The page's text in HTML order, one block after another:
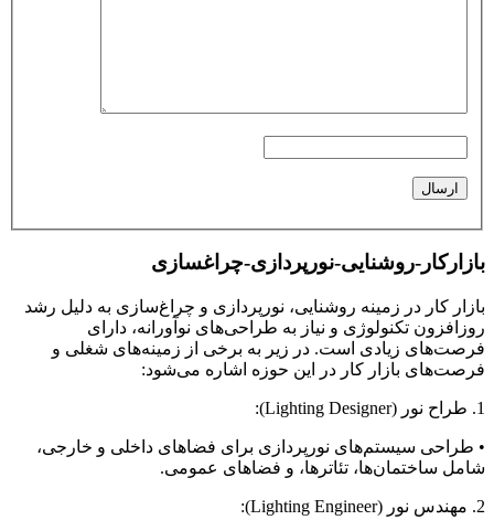
بازارکار-روشنایی-نورپردازی-چراغسازی
بازار کار در زمینه روشنایی، نورپردازی و چراغ‌سازی به دلیل رشد
روزافزون تکنولوژی و نیاز به طراحی‌های نوآورانه، دارای
فرصت‌های زیادی است. در زیر به برخی از زمینه‌های شغلی و
فرصت‌های بازار کار در این حوزه اشاره می‌شود:
1. طراح نور (Lighting Designer):
• طراحی سیستم‌های نورپردازی برای فضاهای داخلی و خارجی،
شامل ساختمان‌ها، تئاترها، و فضاهای عمومی.
2. مهندس نور (Lighting Engineer):